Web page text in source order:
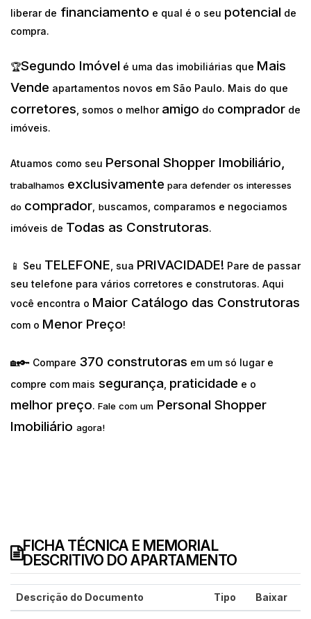
liberar de financiamento e qual é o seu potencial de
compra.
🏆Segundo Imóvel é uma das imobiliárias que Mais
Vende apartamentos novos em São Paulo. Mais do que
corretores , somos o melhor amigo do comprador de
imóveis.
Atuamos como seu Personal Shopper Imobiliário,
trabalhamos exclusivamente para defender os interesses
do comprador, buscamos, comparamos e negociamos
imóveis de Todas as Construtoras.
📱 Seu TELEFONE , sua PRIVACIDADE! Pare de passar
seu telefone para vários corretores e construtoras. Aqui
você encontra o Maior Catálogo das Construtoras
com o Menor Preço!
🏡🔑 Compare 370 construtoras em um só lugar e
compre com mais segurança praticidade e o
melhor preço. Fale com um Personal Shopper
Imobiliário agora!
FICHA TÉCNICA E MEMORIAL
DESCRITIVO DO APARTAMENTO
Descrição do Documento Tipo Baixar